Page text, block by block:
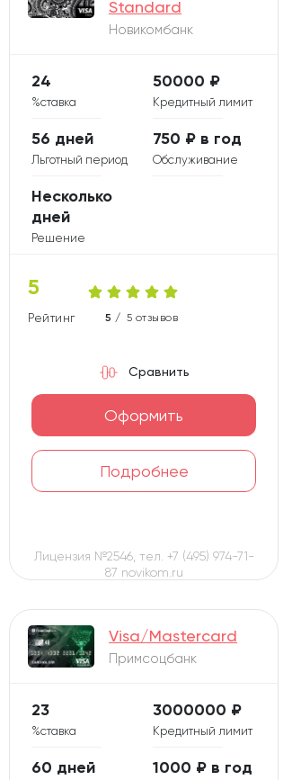
Standard
Новикомбанк
5
Рейтинг карты5 / 5 отзывов
%ставка
24
Кредитный лимит
50000 ₽
Льготный период
56 дней
Обслуживание
750 ₽ в год
Решение
Несколько
дней
Оформить
Подробнее
Сравнить
Лицензия №2546, тел. +7 (495) 974-71-
87 novikom.ru
Visa/Mastercard
Примсоцбанк
%ставка
23
Кредитный лимит
3000000 ₽
60 дней 1000 ₽ в год